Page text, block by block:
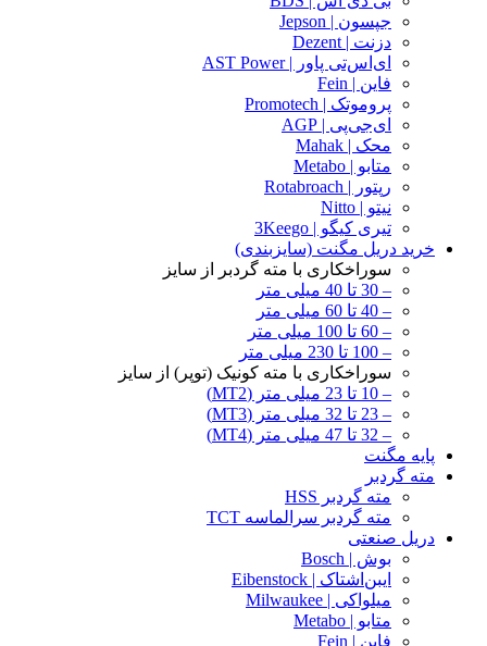
جپسون | Jepson
دزنت | Dezent
ای‌اس‌تی پاور | AST Power
فاین | Fein
پروموتک | Promotech
ای‌جی‌پی | AGP
محک | Mahak
متابو | Metabo
رپتور | Rotabroach
نیتو | Nitto
تیری کیگو | 3Keego
خرید دریل مگنت (سایزبندی)
سوراخکاری با مته گردبر از سایز
– 30 تا 40 میلی متر
– 40 تا 60 میلی متر
– 60 تا 100 میلی متر
– 100 تا 230 میلی متر
سوراخکاری با مته کونیک (توپر) از سایز
– 10 تا 23 میلی متر (MT2)
– 23 تا 32 میلی متر (MT3)
– 32 تا 47 میلی متر (MT4)
پایه مگنت
مته گردبر
مته گردبر HSS
مته گردبر سرالماسه TCT
دریل صنعتی
بوش | Bosch
ایبن‌اشتاک | Eibenstock
میلواکی | Milwaukee
متابو | Metabo
فاین | Fein